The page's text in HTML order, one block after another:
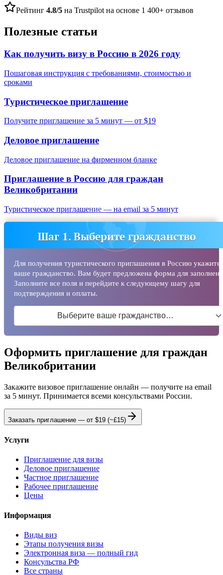
Рейтинг 4.8/5 на Trustpilot на основе 1 400+ отзывов
Полезные статьи
Как получить визу в Россию в 2026 году
Пошаговая инструкция с требованиями, стоимостью и
сроками
Туристическое приглашение
Получите приглашение за 5 минут — от $19
Деловое приглашение
Деловое приглашение на фирменном бланке
Приглашение в Россию для граждан
Великобритании
Туристическое приглашение — на email за 5 минут
Шаг 1. Выберите гражданство
Для получения туристического приглашения в Россию укажите
ваше гражданство. Вам будет предложена форма для
Заполните все поля и перейдите к следующему шагу для
подтверждения и оплаты.
Выберите ваше гражданство…
Оформить приглашение для граждан
Великобритании
Закажите визовое приглашение онлайн — получите на email
за 5 минут. Принимается всеми консульствами России.
Заказать приглашение — от $19 (~£15)
Услуги
Приглашение для визы
Деловое приглашение
Частное приглашение
Рабочее приглашение
Цены
Информация
Виды виз
Этапы получения визы
Электронная виза — полный гид
Консульства РФ
Все страны